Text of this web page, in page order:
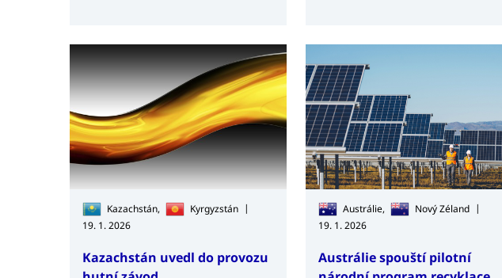
Kazachstán, Kyrgyzstán |
19. 1. 2026
Kazachstán uvedl do provozu
Austrálie, Nový Zéland |
19. 1. 2026
Austrálie spouští pilotní